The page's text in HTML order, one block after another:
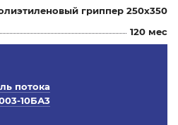
гриппер 250х350
120 мес
потока
10БА3